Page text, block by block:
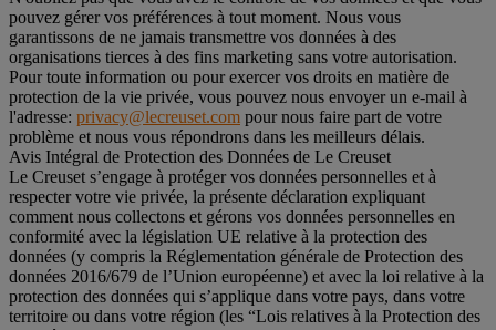
pouvez gérer vos préférences à tout moment. Nous vous
garantissons de ne jamais transmettre vos données à des
organisations tierces à des fins marketing sans votre autorisation.
Pour toute information ou pour exercer vos droits en matière de
protection de la vie privée, vous pouvez nous envoyer un e-mail à
l'adresse: privacy@lecreuset.com pour nous faire part de votre
problème et nous vous répondrons dans les meilleurs délais.
Avis Intégral de Protection des Données de Le Creuset
Le Creuset s’engage à protéger vos données personnelles et à
respecter votre vie privée, la présente déclaration expliquant
comment nous collectons et gérons vos données personnelles en
conformité avec la législation UE relative à la protection des
données (y compris la Réglementation générale de Protection des
données 2016/679 de l’Union européenne) et avec la loi relative à la
protection des données qui s’applique dans votre pays, dans votre
territoire ou dans votre région (les “Lois relatives à la Protection des